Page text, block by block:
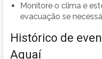
Monitore o clima e
evacuação se
Histórico de
Aguaí